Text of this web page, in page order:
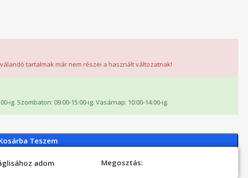
tartalmak már nem részei a használt változatnak!
ig. Szombaton: 09:00-15:00-ig. Vasárnap: 10:00-14:00-ig.
Teszem
adom Megosztás: